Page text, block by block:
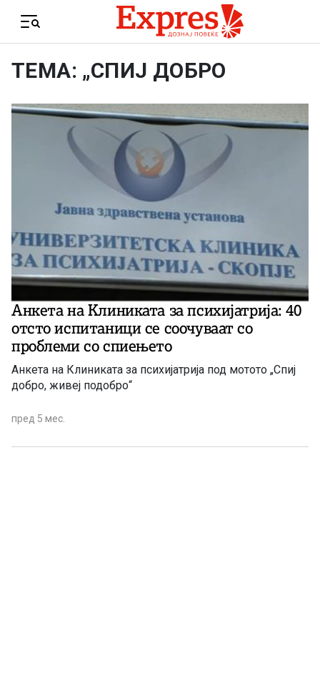
Menu
ТЕМА: „СПИЈ ДОБРО
Анкета на Клиниката за психијатрија: 40
отсто испитаници се соочуваат со
проблеми со спиењето
Анкета на Клиниката за психијатрија под мотото „Спиј
добро, живеј подобро“
пред 5 мес.